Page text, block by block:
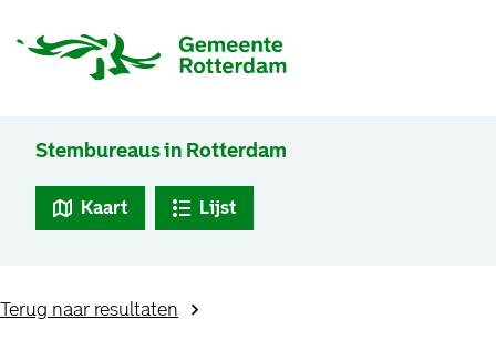
Stembureaus in Rotterdam
Kaart Lijst
Terug naar resultaten